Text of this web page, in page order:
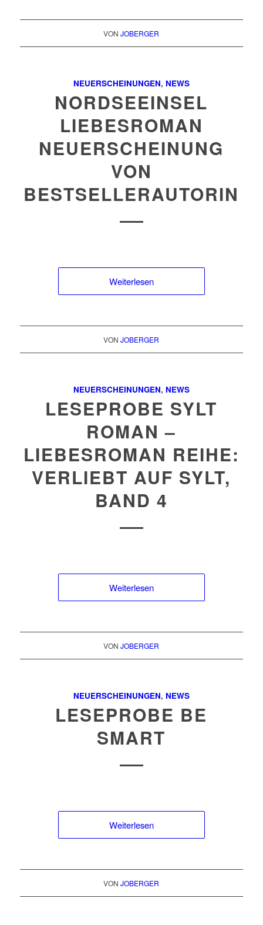
VONJOBERGER
NEUERSCHEINUNGEN, NEWS
NORDSEEINSEL
LIEBESROMAN
NEUERSCHEINUNG
VON
BESTSELLERAUTORIN
Weiterlesen
VONJOBERGER
NEUERSCHEINUNGEN, NEWS
LESEPROBE SYLT
ROMAN –
LIEBESROMAN REIHE:
VERLIEBT AUF SYLT,
BAND 4
Weiterlesen
VONJOBERGER
NEUERSCHEINUNGEN, NEWS
LESEPROBE BE
SMART
Weiterlesen
VONJOBERGER